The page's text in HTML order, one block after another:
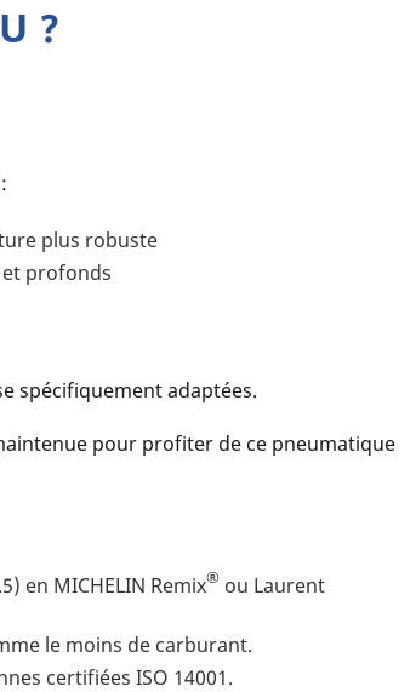
?
plus robuste
profonds
spécifiquement adaptées.
pour profiter de ce pneumatique
en MICHELIN Remix®ou Laurent
le moins de carburant.
certifiées ISO 14001.